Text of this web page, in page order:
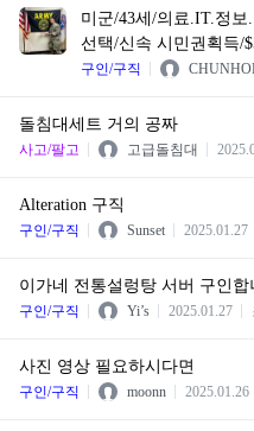
미군/43세/의료.IT.정보
선택/신속 시민권획득/
구인/구직
돌침대세트 거의 공짜
사고/팔고 고급돌침대
Alteration 구직
구인/구직 Sunset 2025.01.27
이가네 전통설렁탕 서버 구인합
구인/구직 Yi’s 2025.01.27
사진 영상 필요하시다면
구인/구직 moonn 2025.01.26